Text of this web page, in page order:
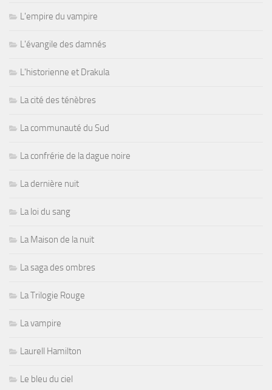
L'empire du vampire
L'évangile des damnés
L'historienne et Drakula
La cité des ténèbres
La communauté du Sud
La confrérie de la dague noire
La dernière nuit
La loi du sang
La Maison de la nuit
La saga des ombres
La Trilogie Rouge
La vampire
Laurell Hamilton
Le bleu du ciel